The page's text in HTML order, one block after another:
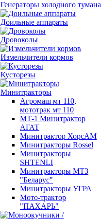
Генераторы холодного тумана
Доильные аппараты
Дровоколы
Измельчители кормов
Кусторезы
Минитракторы
Агромаш мт 110,
мототрак мт 110
МТ-1 Минитрактор
АГАТ
Минитрактор ХорсАМ
Минитракторы Rossel
Минитракторы
SHTENLI
Минитракторы МТЗ
"Беларус"
Минитракторы УГРА
Мото-трактор
"ПАХАРЬ"